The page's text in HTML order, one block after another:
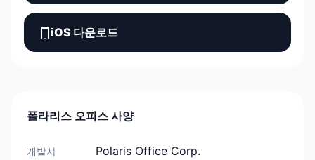
iOS 다운로드
폴라리스 오피스 사양
개발사 Polaris Office Corp.